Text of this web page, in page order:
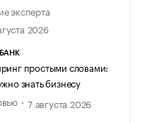
эксперта
2026
простыми словами:
знать бизнесу
7 августа 2026